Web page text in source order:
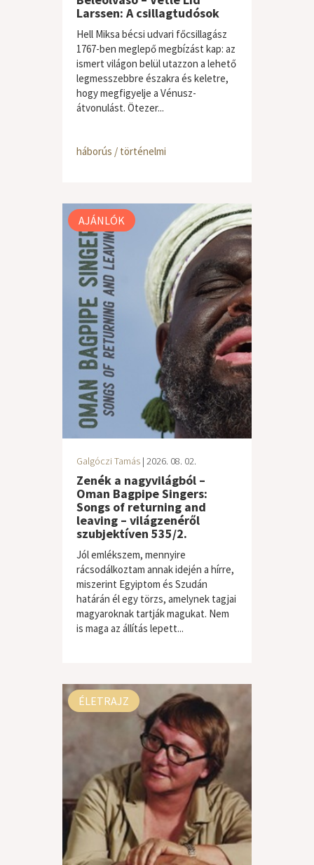
Larssen: A csillagtudósok
Hell Miksa bécsi udvari főcsillagász
1767-ben meglepő megbízást kap: az
ismert világon belül utazzon a lehető
legmesszebbre északra és keletre,
hogy megfigyelje a Vénusz-
átvonulást. Ötezer...
háborús / történelmi
AJÁNLÓK
Galgóczi Tamás | 2026. 08. 02.
Zenék a nagyvilágból –
Oman Bagpipe Singers:
Songs of returning and
leaving – világzenéről
szubjektíven 535/2.
Jól emlékszem, mennyire
rácsodálkoztam annak idején a hírre,
miszerint Egyiptom és Szudán
határán él egy törzs, amelynek tagjai
magyaroknak tartják magukat. Nem
is maga az állítás lepett...
világzene / folk
ÉLETRAJZ